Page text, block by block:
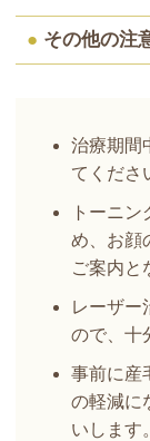
● その他の注
治療期間
てくださ
トーニ
め、お顔
ご案内と
レーザー
ので、十
事前に産
の軽減に
いします。